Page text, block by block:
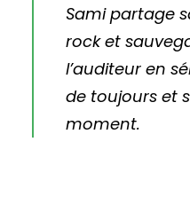
Sami partage
rock et
l’auditeur en
de toujours et
moment.